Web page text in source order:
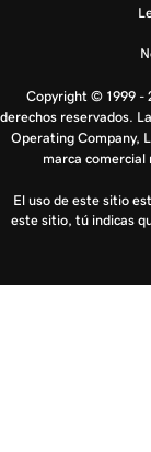
Copyright © 1999 -
derechos reservados.
Operating Company,
marca comercial
El uso de este sitio
este sitio, tú indicas